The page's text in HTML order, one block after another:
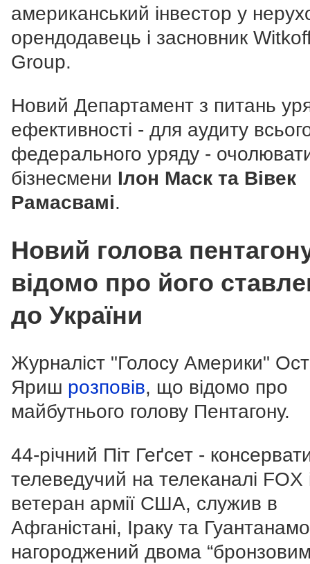
американський інвестор у
орендодавець і засновник
Group.
Новий Департамент з питань
ефективності - для аудиту
федерального уряду -
бізнесмени Ілон Маск та Вівек
Рамасвамі.
Новий голова
відомо про його
до України
Журналіст "Голосу Америки"
Яриш розповів, що відомо про
майбутнього голову Пентагону.
44-річний Піт Геґсет -
телеведучий на телеканалі FOX
ветеран армії США, служив в
Афганістані, Іраку та
нагороджений двома